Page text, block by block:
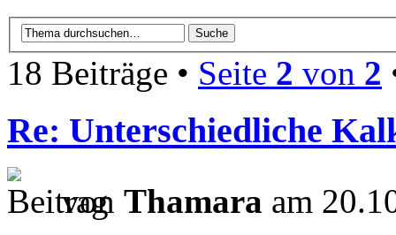
18 Beiträge • Seite 2 von 2
Re: Unterschiedliche
von Thamara am